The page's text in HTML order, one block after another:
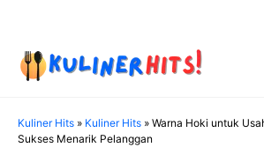
content
Kuliner Hits » Kuliner Hits » Warna Hoki untuk
Sukses Menarik Pelanggan